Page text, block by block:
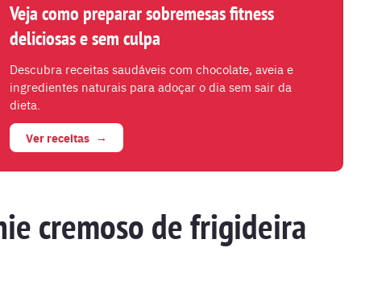
Veja como preparar sobremesas fitness
deliciosas e sem culpa
Descubra receitas saudáveis com chocolate, aveia e
ingredientes naturais para adoçar o dia sem sair da
dieta.
Ver receitas
cremoso de frigideira